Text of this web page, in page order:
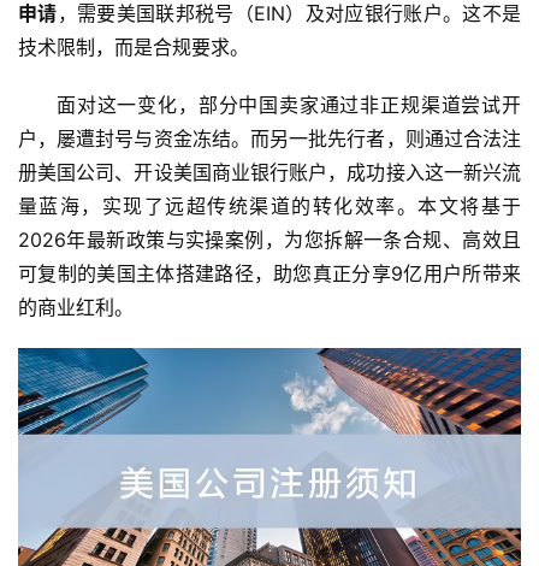
申请，需要美国联邦税号（EIN）及对应银行账户。这不是
技术限制，而是合规要求。
面对这一变化，部分中国卖家通过非正规渠道尝试开
户，屡遭封号与资金冻结。而另一批先行者，则通过合法注
册美国公司、开设美国商业银行账户，成功接入这一新兴流
量蓝海，实现了远超传统渠道的转化效率。本文将基于
2026年最新政策与实操案例，为您拆解一条合规、高效且
可复制的美国主体搭建路径，助您真正分享9亿用户所带来
的商业红利。